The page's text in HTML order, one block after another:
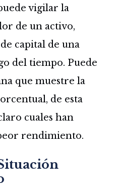
vigilar la
de un activo,
capital de una
del tiempo. Puede
que muestre la
de esta
cuales han
rendimiento.